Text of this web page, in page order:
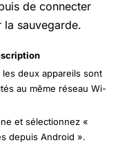
de connecter
la sauvegarde.
deux appareils sont
au même réseau Wi-
et sélectionnez «
depuis Android ».